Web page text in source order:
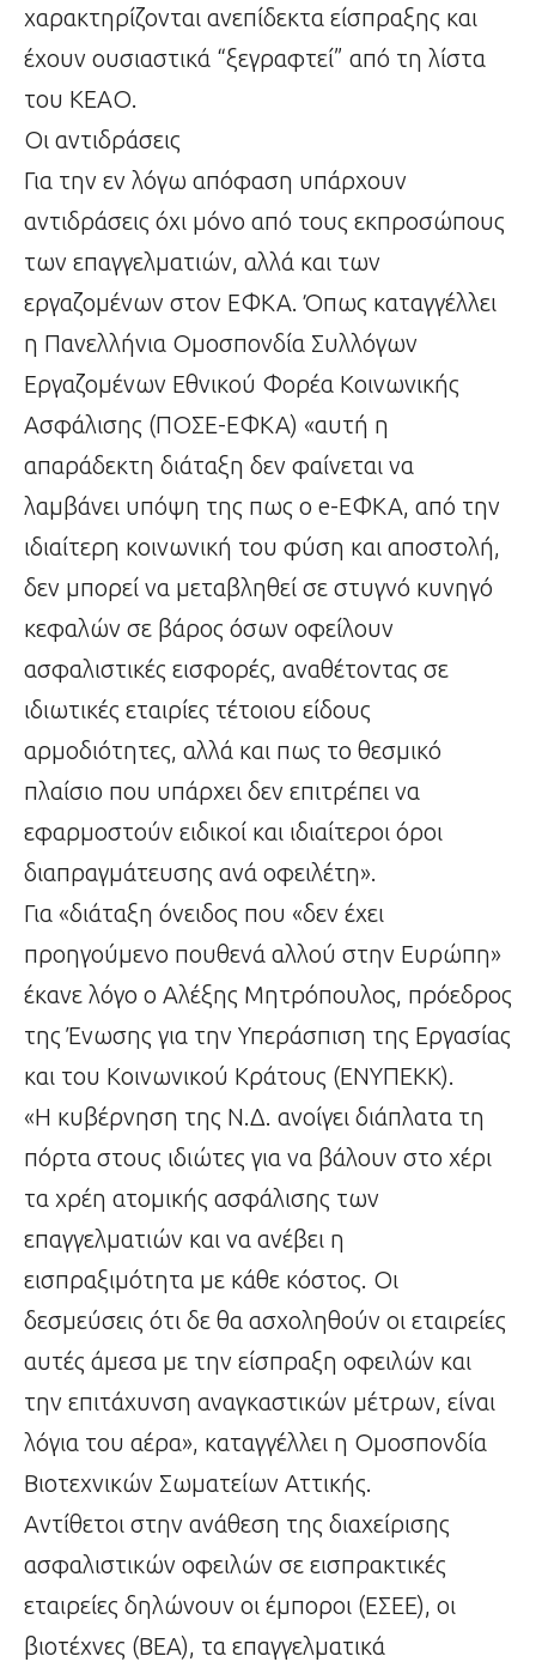
χαρακτηρίζονται ανεπίδεκτα είσπραξης και
έχουν ουσιαστικά “ξεγραφτεί” από τη λίστα
του ΚΕΑΟ.
Οι αντιδράσεις
Για την εν λόγω απόφαση υπάρχουν
αντιδράσεις όχι μόνο από τους εκπροσώπους
των επαγγελματιών, αλλά και των
εργαζομένων στον ΕΦΚΑ. Όπως καταγγέλλει
η Πανελλήνια Ομοσπονδία Συλλόγων
Εργαζομένων Εθνικού Φορέα Κοινωνικής
Ασφάλισης (ΠΟΣΕ-ΕΦΚΑ) «αυτή η
απαράδεκτη διάταξη δεν φαίνεται να
λαμβάνει υπόψη της πως ο e-ΕΦΚΑ, από την
ιδιαίτερη κοινωνική του φύση και αποστολή,
δεν μπορεί να μεταβληθεί σε στυγνό κυνηγό
κεφαλών σε βάρος όσων οφείλουν
ασφαλιστικές εισφορές, αναθέτοντας σε
ιδιωτικές εταιρίες τέτοιου είδους
αρμοδιότητες, αλλά και πως το θεσμικό
πλαίσιο που υπάρχει δεν επιτρέπει να
εφαρμοστούν ειδικοί και ιδιαίτεροι όροι
διαπραγμάτευσης ανά οφειλέτη».
Για «διάταξη όνειδος που «δεν έχει
προηγούμενο πουθενά αλλού στην Ευρώπη»
έκανε λόγο ο Αλέξης Μητρόπουλος, πρόεδρος
της Ένωσης για την Υπεράσπιση της Εργασίας
και του Κοινωνικού Κράτους (ΕΝΥΠΕΚΚ).
«Η κυβέρνηση της Ν.Δ. ανοίγει διάπλατα τη
πόρτα στους ιδιώτες για να βάλουν στο χέρι
τα χρέη ατομικής ασφάλισης των
επαγγελματιών και να ανέβει η
εισπραξιμότητα με κάθε κόστος. Οι
δεσμεύσεις ότι δε θα ασχοληθούν οι εταιρείες
αυτές άμεσα με την είσπραξη οφειλών και
την επιτάχυνση αναγκαστικών μέτρων, είναι
λόγια του αέρα», καταγγέλλει η Ομοσπονδία
Βιοτεχνικών Σωματείων Αττικής.
Αντίθετοι στην ανάθεση της διαχείρισης
ασφαλιστικών οφειλών σε εισπρακτικές
εταιρείες δηλώνουν οι έμποροι (ΕΣΕΕ), οι
βιοτέχνες (ΒΕΑ), τα επαγγελματικά